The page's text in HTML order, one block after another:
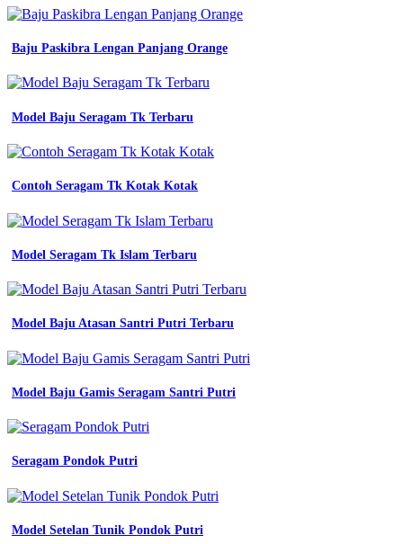
baju
seragam
kerja
baju
safety
proyek
biru
xxl
jual
kerja
biru
putih
seragam
kerja
pria
biru
strip
jual
seragam
imj
Mockup
Jersey
Baju Paskibra Lengan Panjang Orange
Model Baju Seragam Tk Terbaru
Contoh Seragam Tk Kotak Kotak
Model Seragam Tk Islam Terbaru
Model Baju Atasan Santri Putri Terbaru
Model Baju Gamis Seragam Santri Putri
Seragam Pondok Putri
Model Setelan Tunik Pondok Putri